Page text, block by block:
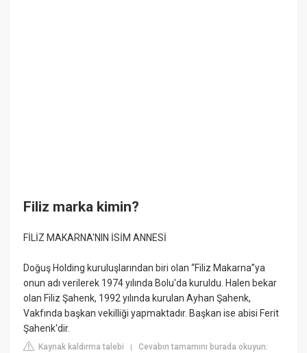
Filiz marka kimin?
FİLİZ MAKARNA'NIN İSİM ANNESİ
Doğuş Holding kuruluşlarından biri olan “Filiz Makarna”ya
onun adı verilerek 1974 yılında Bolu'da kuruldu. Halen bekar
olan Filiz Şahenk, 1992 yılında kurulan Ayhan Şahenk,
Vakfında başkan vekilliği yapmaktadır. Başkan ise abisi Ferit
Şahenk'dir.
Kaynak kaldırma talebi |Cevabın tamamını burada okuyun: